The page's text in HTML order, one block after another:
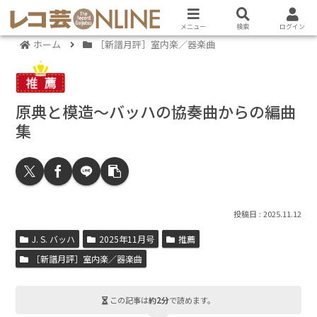
ホーム ［新譜月評］室内楽／器楽曲
原典と模造～バッハの協奏曲からの編曲
集
2025.11.12
J. S. バッハ 2025年11月号
推薦
［新譜月評］室内楽／器楽曲
この記事は約2分で読めます。
メニュー 検索 ログイン